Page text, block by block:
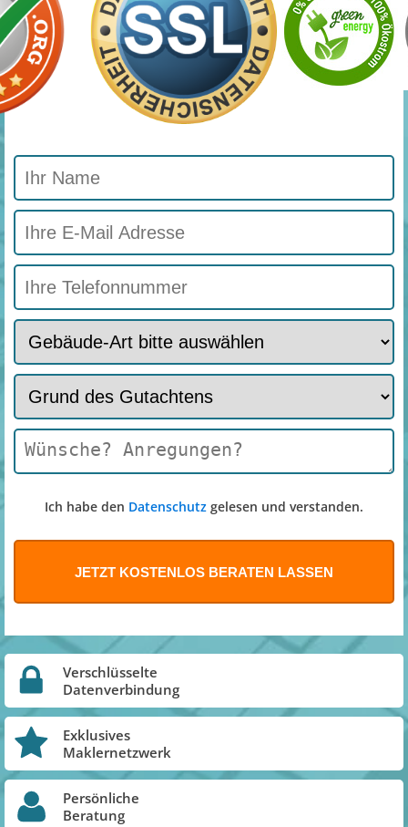
Ich habe den Datenschutz gelesen und verstanden.
Verschlüsselte
Datenverbindung
Exklusives
Maklernetzwerk
Persönliche
Beratung